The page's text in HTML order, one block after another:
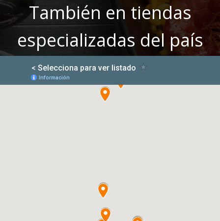
También en tiendas
especializadas del país